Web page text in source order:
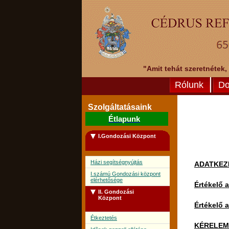
"Amit tehát
Rólunk
Szolgáltatásaink
Étlapunk
I.Gondozási Központ
Házi segítségnyújtás
I.számú Gondozási központ
elérhetősége
II. Gondozási
Központ
Étkeztetés
Értékelő
Értékelő